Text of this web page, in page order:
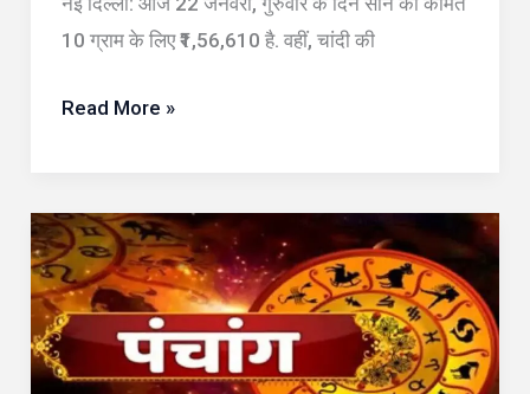
10 ग्राम के लिए ₹1,56,610 है. वहीं, चांदी की
आज
सबसे
Read More »
पंचांग
चेतावनी
:
गुरुवार
को